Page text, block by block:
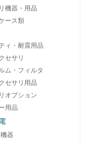
機器・用品
ース類
ィ・耐震用品
セサリ
ム・フィルタ
セサリ用品
オプション
用品
器